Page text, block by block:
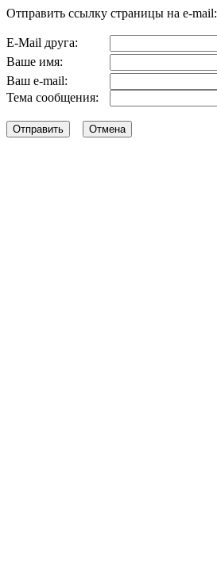
Отправить ссылку страницы на e-mail:
E-Mail друга:
Ваше имя:
Ваш e-mail:
Тема сообщения: